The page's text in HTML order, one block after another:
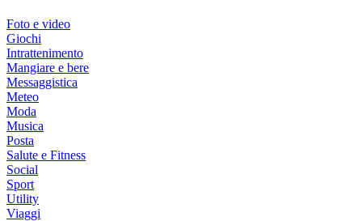
Foto e video
Giochi
Intrattenimento
Mangiare e bere
Messaggistica
Meteo
Moda
Musica
Posta
Salute e Fitness
Social
Sport
Utility
Viaggi